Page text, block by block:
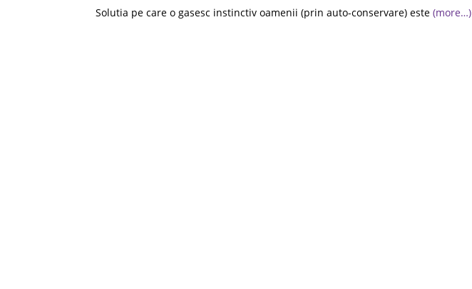
Solutia pe care o gasesc instinctiv oamenii (prin auto-conservare) este(more…)